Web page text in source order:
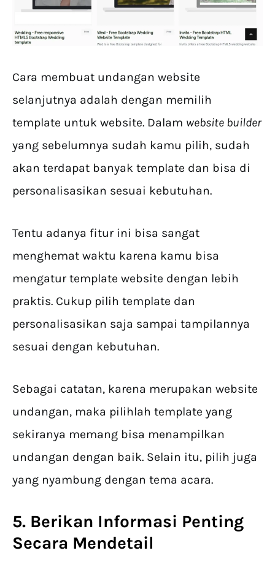
Cara membuat undangan website
selanjutnya adalah dengan memilih
template untuk website. Dalam website builder
yang sebelumnya sudah kamu pilih, sudah
akan terdapat banyak template dan bisa di
personalisasikan sesuai kebutuhan.
Tentu adanya fitur ini bisa sangat
menghemat waktu karena kamu bisa
mengatur template website dengan lebih
praktis. Cukup pilih template dan
personalisasikan saja sampai tampilannya
sesuai dengan kebutuhan.
Sebagai catatan, karena merupakan website
undangan, maka pilihlah template yang
sekiranya memang bisa menampilkan
undangan dengan baik. Selain itu, pilih juga
yang nyambung dengan tema acara.
5. Berikan Informasi Penting
Secara Mendetail